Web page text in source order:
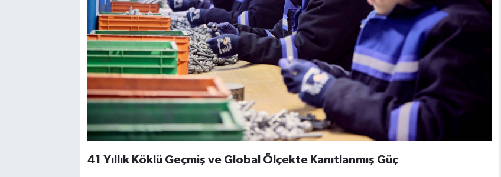
41 Yıllık Köklü Geçmiş ve Global Ölçekte Kanıtlanmış Güç